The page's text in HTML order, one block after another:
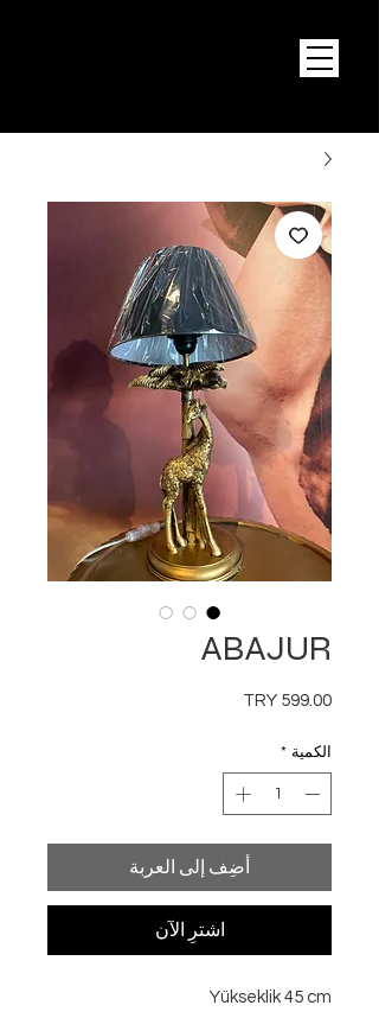
ABAJUR
الكمية *
أضِف إلى العربة
اشترِ الآن
Yükseklik 45 cm